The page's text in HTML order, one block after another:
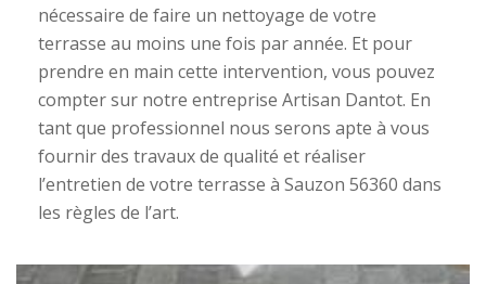
nécessaire de faire un nettoyage de votre
terrasse au moins une fois par année. Et pour
prendre en main cette intervention, vous pouvez
compter sur notre entreprise Artisan Dantot. En
tant que professionnel nous serons apte à vous
fournir des travaux de qualité et réaliser
l’entretien de votre terrasse à Sauzon 56360 dans
les règles de l’art.